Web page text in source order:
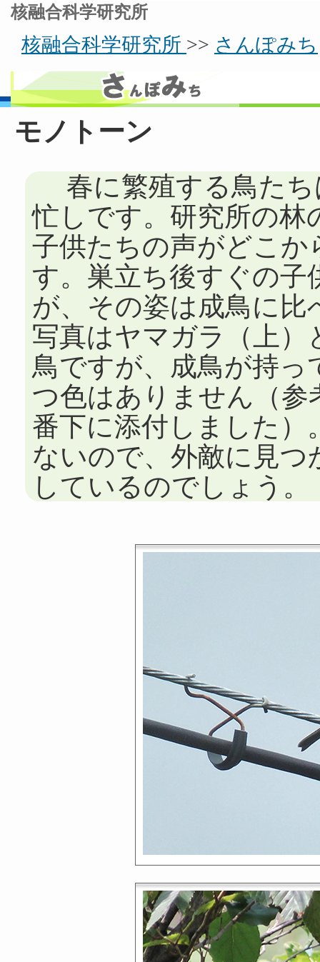
核融合科学研究所
核融合科学研究所 >> さんぽみち
モノトーン
春に繁殖する鳥たち
忙しです。研究所の
子供たちの声がどこ
す。巣立ち後すぐの
が、その姿は成鳥に
写真はヤマガラ（上
鳥ですが、成鳥が持
つ色はありません（
番下に添付しました
ないので、外敵に見
しているのでしょう。